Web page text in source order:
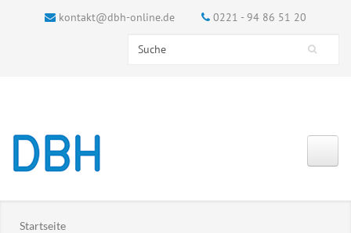
kontakt@dbh-online.de 0221 - 94 86 51 20
Suchformular
Search this site
Startseite